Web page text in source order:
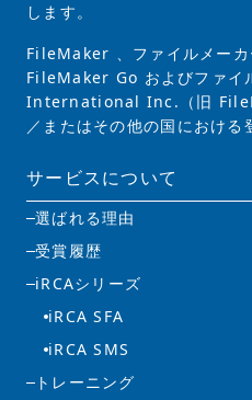
します。
FileMaker 、ファイルメー
FileMaker Go およびファイ
International Inc.（旧
／またはその他の国における
サービスについて
選ばれる理由
受賞履歴
iRCAシリーズ
iRCA SFA
iRCA SMS
トレーニング